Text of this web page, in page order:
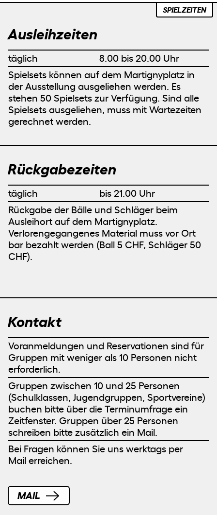
SPIELZEITEN
Ausleihzeiten
täglich
8.00 bis 20.00 Uhr
Spielsets können auf dem Martignyplatz in
der Ausstellung ausgeliehen werden. Es
stehen 50 Spielsets zur Verfügung. Sind alle
Spielsets ausgeliehen, muss mit Wartezeiten
gerechnet werden.
Rückgabezeiten
täglich
bis 21.00 Uhr
Rückgabe der Bälle und Schläger beim
Ausleihort auf dem Martignyplatz.
Verlorengegangenes Material muss vor Ort
bar bezahlt werden (Ball 5 CHF, Schläger 50
CHF).
Kontakt
Voranmeldungen und Reservationen sind für
Gruppen mit weniger als 10 Personen nicht
erforderlich.
Gruppen zwischen 10 und 25 Personen
(Schulklassen, Jugendgruppen, Sportvereine)
buchen bitte über die Terminumfrage ein
Zeitfenster. Gruppen über 25 Personen
schreiben bitte zusätzlich ein Mail.
Bei Fragen können Sie uns werktags per
Mailerreichen.
MAIL